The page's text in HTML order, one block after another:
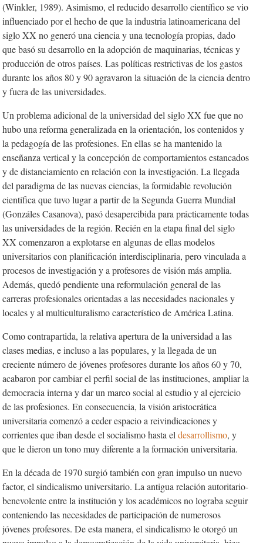
(Winkler, 1989). Asimismo, el reducido desarrollo científico se vio
influenciado por el hecho de que la industria latinoamericana del
siglo XX no generó una ciencia y una tecnología propias, dado
que basó su desarrollo en la adopción de maquinarias, técnicas y
producción de otros países. Las políticas restrictivas de los gastos
durante los años 80 y 90 agravaron la situación de la ciencia dentro
y fuera de las universidades.
Un problema adicional de la universidad del siglo XX fue que no
hubo una reforma generalizada en la orientación, los contenidos y
la pedagogía de las profesiones. En ellas se ha mantenido la
enseñanza vertical y la concepción de comportamientos estancados
y de distanciamiento en relación con la investigación. La llegada
del paradigma de las nuevas ciencias, la formidable revolución
científica que tuvo lugar a partir de la Segunda Guerra Mundial
(Gonzáles Casanova), pasó desapercibida para prácticamente todas
las universidades de la región. Recién en la etapa final del siglo
XX comenzaron a explotarse en algunas de ellas modelos
universitarios con planificación interdisciplinaria, pero vinculada a
procesos de investigación y a profesores de visión más amplia.
Además, quedó pendiente una reformulación general de las
carreras profesionales orientadas a las necesidades nacionales y
locales y al multiculturalismo característico de América Latina.
Como contrapartida, la relativa apertura de la universidad a las
clases medias, e incluso a las populares, y la llegada de un
creciente número de jóvenes profesores durante los años 60 y 70,
acabaron por cambiar el perfil social de las instituciones, ampliar la
democracia interna y dar un marco social al estudio y al ejercicio
de las profesiones. En consecuencia, la visión aristocrática
universitaria comenzó a ceder espacio a reivindicaciones y
corrientes que iban desde el socialismo hasta eldesarrollismo, y
que le dieron un tono muy diferente a la formación universitaria.
En la década de 1970 surgió también con gran impulso un nuevo
factor, el sindicalismo universitario. La antigua relación autoritario-
benevolente entre la institución y los académicos no lograba seguir
conteniendo las necesidades de participación de numerosos
jóvenes profesores. De esta manera, el sindicalismo le otorgó un